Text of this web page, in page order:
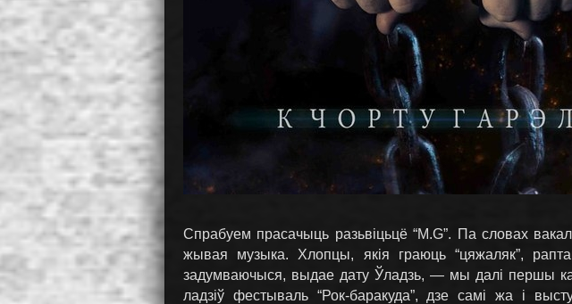
Спрабуем прасачыць разьвіцьцё “M.G”. Па словах
жывая музыка. Хлопцы, якія граюць “цяжаляк”,
задумваючыся, выдае дату Ўладзь, — мы далі першы
ладзіў фестываль “Рок-баракуда”, дзе самі жа і